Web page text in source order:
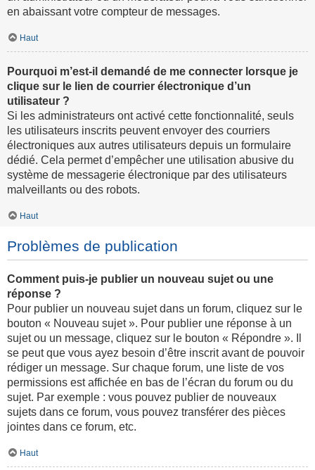
en abaissant votre compteur de messages.
Haut
Pourquoi m’est-il demandé de me connecter lorsque je
clique sur le lien de courrier électronique d’un
utilisateur ?
Si les administrateurs ont activé cette fonctionnalité, seuls
les utilisateurs inscrits peuvent envoyer des courriers
électroniques aux autres utilisateurs depuis un formulaire
dédié. Cela permet d’empêcher une utilisation abusive du
système de messagerie électronique par des utilisateurs
malveillants ou des robots.
Haut
Problèmes de publication
Comment puis-je publier un nouveau sujet ou une
réponse ?
Pour publier un nouveau sujet dans un forum, cliquez sur le
bouton « Nouveau sujet ». Pour publier une réponse à un
sujet ou un message, cliquez sur le bouton « Répondre ». Il
se peut que vous ayez besoin d’être inscrit avant de pouvoir
rédiger un message. Sur chaque forum, une liste de vos
permissions est affichée en bas de l’écran du forum ou du
sujet. Par exemple : vous pouvez publier de nouveaux
sujets dans ce forum, vous pouvez transférer des pièces
jointes dans ce forum, etc.
Haut